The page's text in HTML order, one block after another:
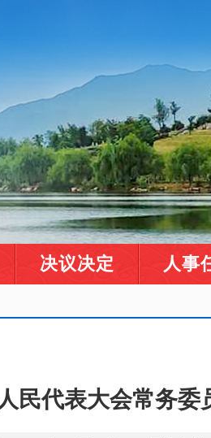
决议决定 人事
民代表大会常务委